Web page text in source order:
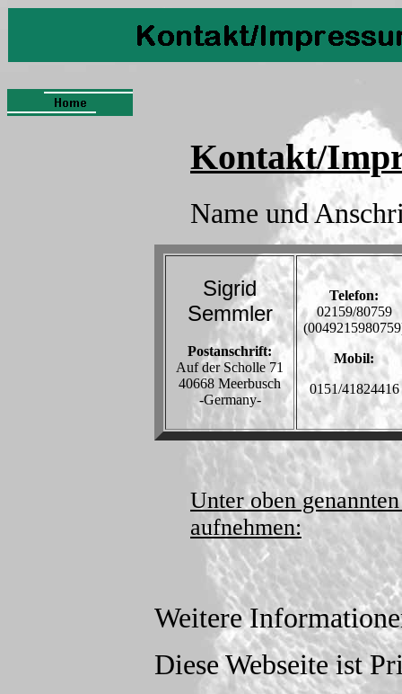
Kontakt/
Name und
Sigrid
Semmler
Postanschrift:
Auf der Scholle 71
40668 Meerbusch
-Germany-
Telefon:
02159/80759
Mobil:
0151/41824416
Unter oben
aufnehmen:
Weitere
Diese Webseite ist